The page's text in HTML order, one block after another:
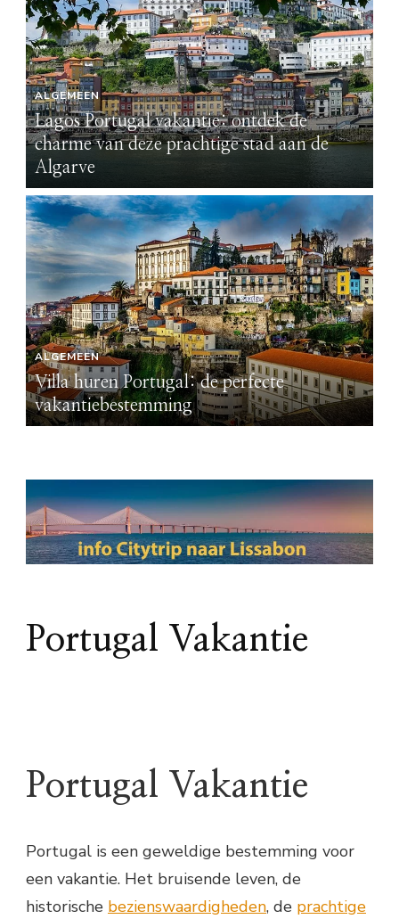
ALGEMEEN
Lagos Portugal vakantie: ontdek de
charme van deze prachtige stad aan de
Algarve
ALGEMEEN
Villa huren Portugal: de perfecte
vakantiebestemming
Portugal Vakantie
Portugal Vakantie
Portugal is een geweldige bestemming voor
een vakantie. Het bruisende leven, de
historische bezienswaardigheden, de prachtige